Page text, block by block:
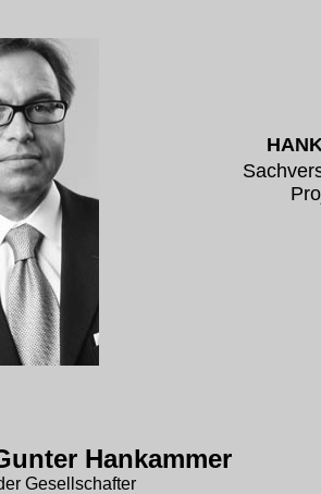
Hankammer
Gesellschafter